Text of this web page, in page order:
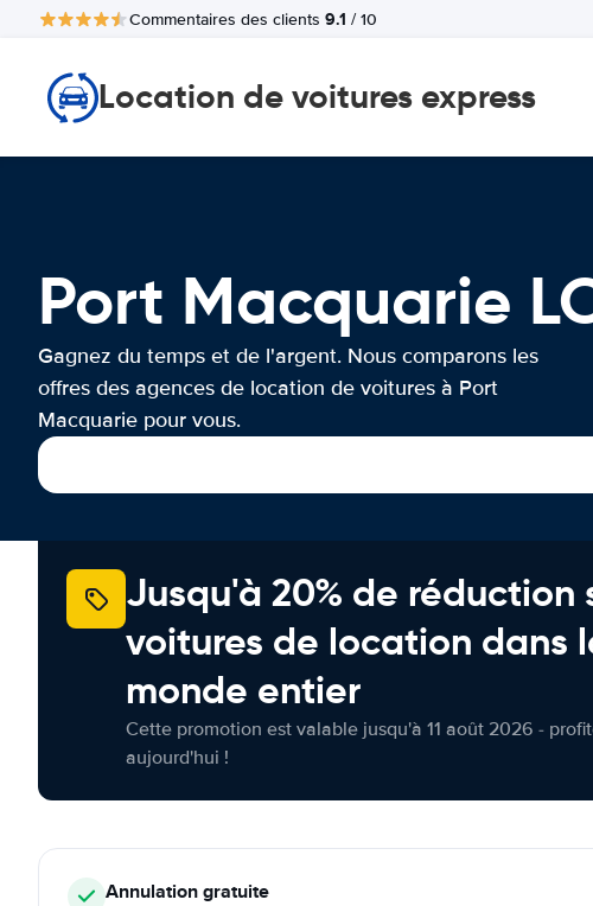
Commentaires des clients 9.1 / 10
Location de voitures express
Port Macquarie
Gagnez du temps et de l'argent. Nous comparons les
offres des agences de location de voitures à Port
Macquarie pour vous.
Jusqu'à 20% de réduction
voitures de location dans
monde entier
Cette promotion est valable jusqu'à 11 août 2026 -
aujourd'hui !
Annulationgratuite